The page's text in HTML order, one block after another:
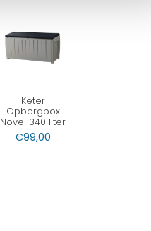
Keter
Opbergbox
Novel 340 liter
€99,00